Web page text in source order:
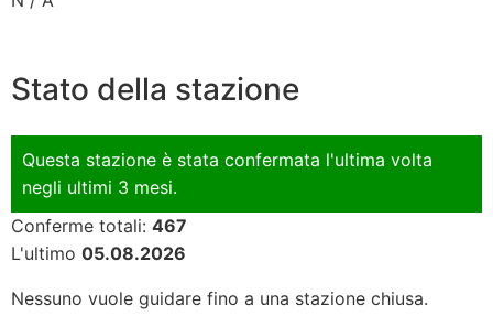
Stato della stazione
Questa stazione è stata confermata l'ultima volta
negli ultimi 3 mesi.
Conferme totali: 467
L'ultimo 05.08.2026
Nessuno vuole guidare fino a una stazione chiusa.